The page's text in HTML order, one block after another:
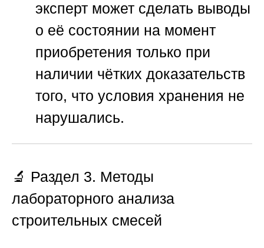
эксперт может сделать выводы
о её состоянии на момент
приобретения только при
наличии чётких доказательств
того, что условия хранения не
нарушались.
🔬 Раздел 3. Методы
лабораторного анализа
строительных смесей